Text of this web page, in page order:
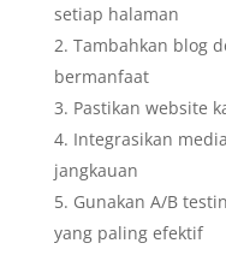
setiap halaman
Tambahkan blog
bermanfaat
Pastikan website
Integrasikan
jangkauan
Gunakan A/B
yang paling efektif